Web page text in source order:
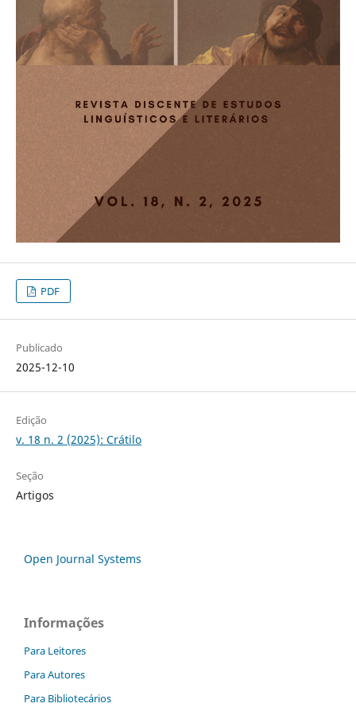
PDF
Publicado
2025-12-10
Edição
v. 18 n. 2 (2025): Crátilo
Seção
Artigos
Open Journal Systems
Informações
Para Leitores
Para Autores
Para Bibliotecários